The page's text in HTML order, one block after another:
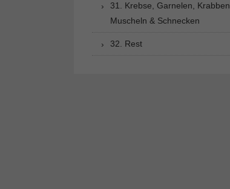
31. Krebse, Garnelen, Krabben,
Muscheln & Schnecken
32. Rest